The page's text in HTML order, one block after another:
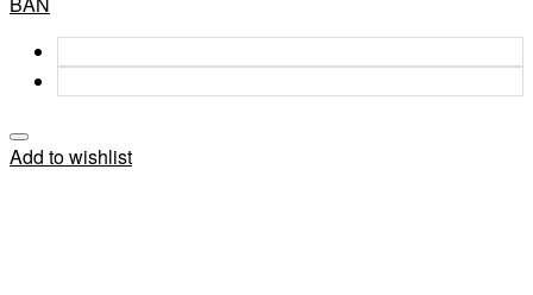
Add to wishlist